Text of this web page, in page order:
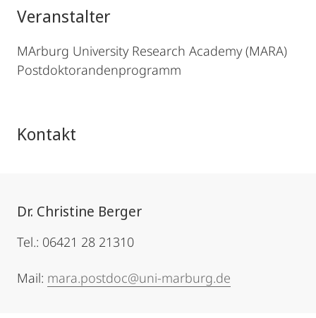
Veranstalter
MArburg University Research Academy (MARA)
Postdoktorandenprogramm
Kontakt
Dr. Christine Berger
Tel.: 06421 28 21310
Mail: mara.postdoc@uni-marburg.de